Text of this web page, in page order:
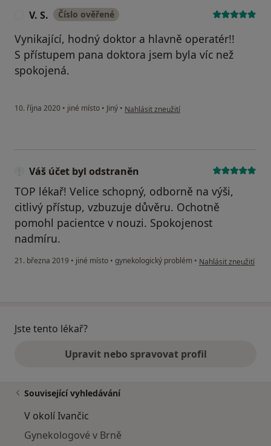
V. S. Číslo ověřené
Vynikající, hodný doktor a hlavně operatér!!
S přístupem pana doktora jsem byla víc než
spokojená.
10. října 2020 • jiné místo • Jiný • podle názoru uživatele V. S.
Nahlásit zneužití
Váš účet byl odstraněn
TOP lékař! Velice schopný, odborně na výši,
citlivý přístup, vzbuzuje důvěru. Ochotně
pomohl pacientce v nouzi. Spokojenost
nadmíru.
21. března 2019 • jiné místo • gynekologický problém • podle názoru
Nahlásit zneužití
Jste tento lékař?
Upravit nebo spravovat profil
Související vyhledávání
V okolí Ivančic
Gynekologové v Brně